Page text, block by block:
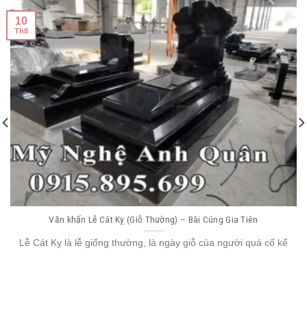
Văn khấn Lễ Cát Kỵ (Giỗ Thường) – Bài Cúng Gia Tiên
Lễ Cát Kỵ là lễ giống thường, là ngày giỗ của người quá cố kể
10
Th8